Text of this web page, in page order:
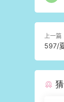
上一篇
597/